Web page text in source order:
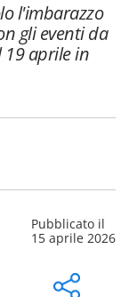
l'imbarazzo
gli eventi da
19 aprile in
Pubblicato il
15 aprile 2026